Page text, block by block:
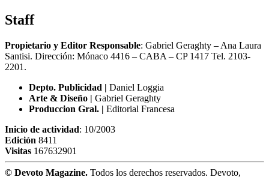
Staff
Propietario y Editor Responsable: Gabriel Geraghty – Ana Laura
Santisi. Dirección: Mónaco 4416 – CABA – CP 1417 Tel. 2103-
2201.
Depto. Publicidad | Daniel Loggia
Arte & Diseño | Gabriel Geraghty
Produccion Gral. | Editorial Francesa
Inicio de actividad: 10/2003
Edición 8411
Visitas 167632901
© Devoto Magazine. Todos los derechos reservados. Devoto,